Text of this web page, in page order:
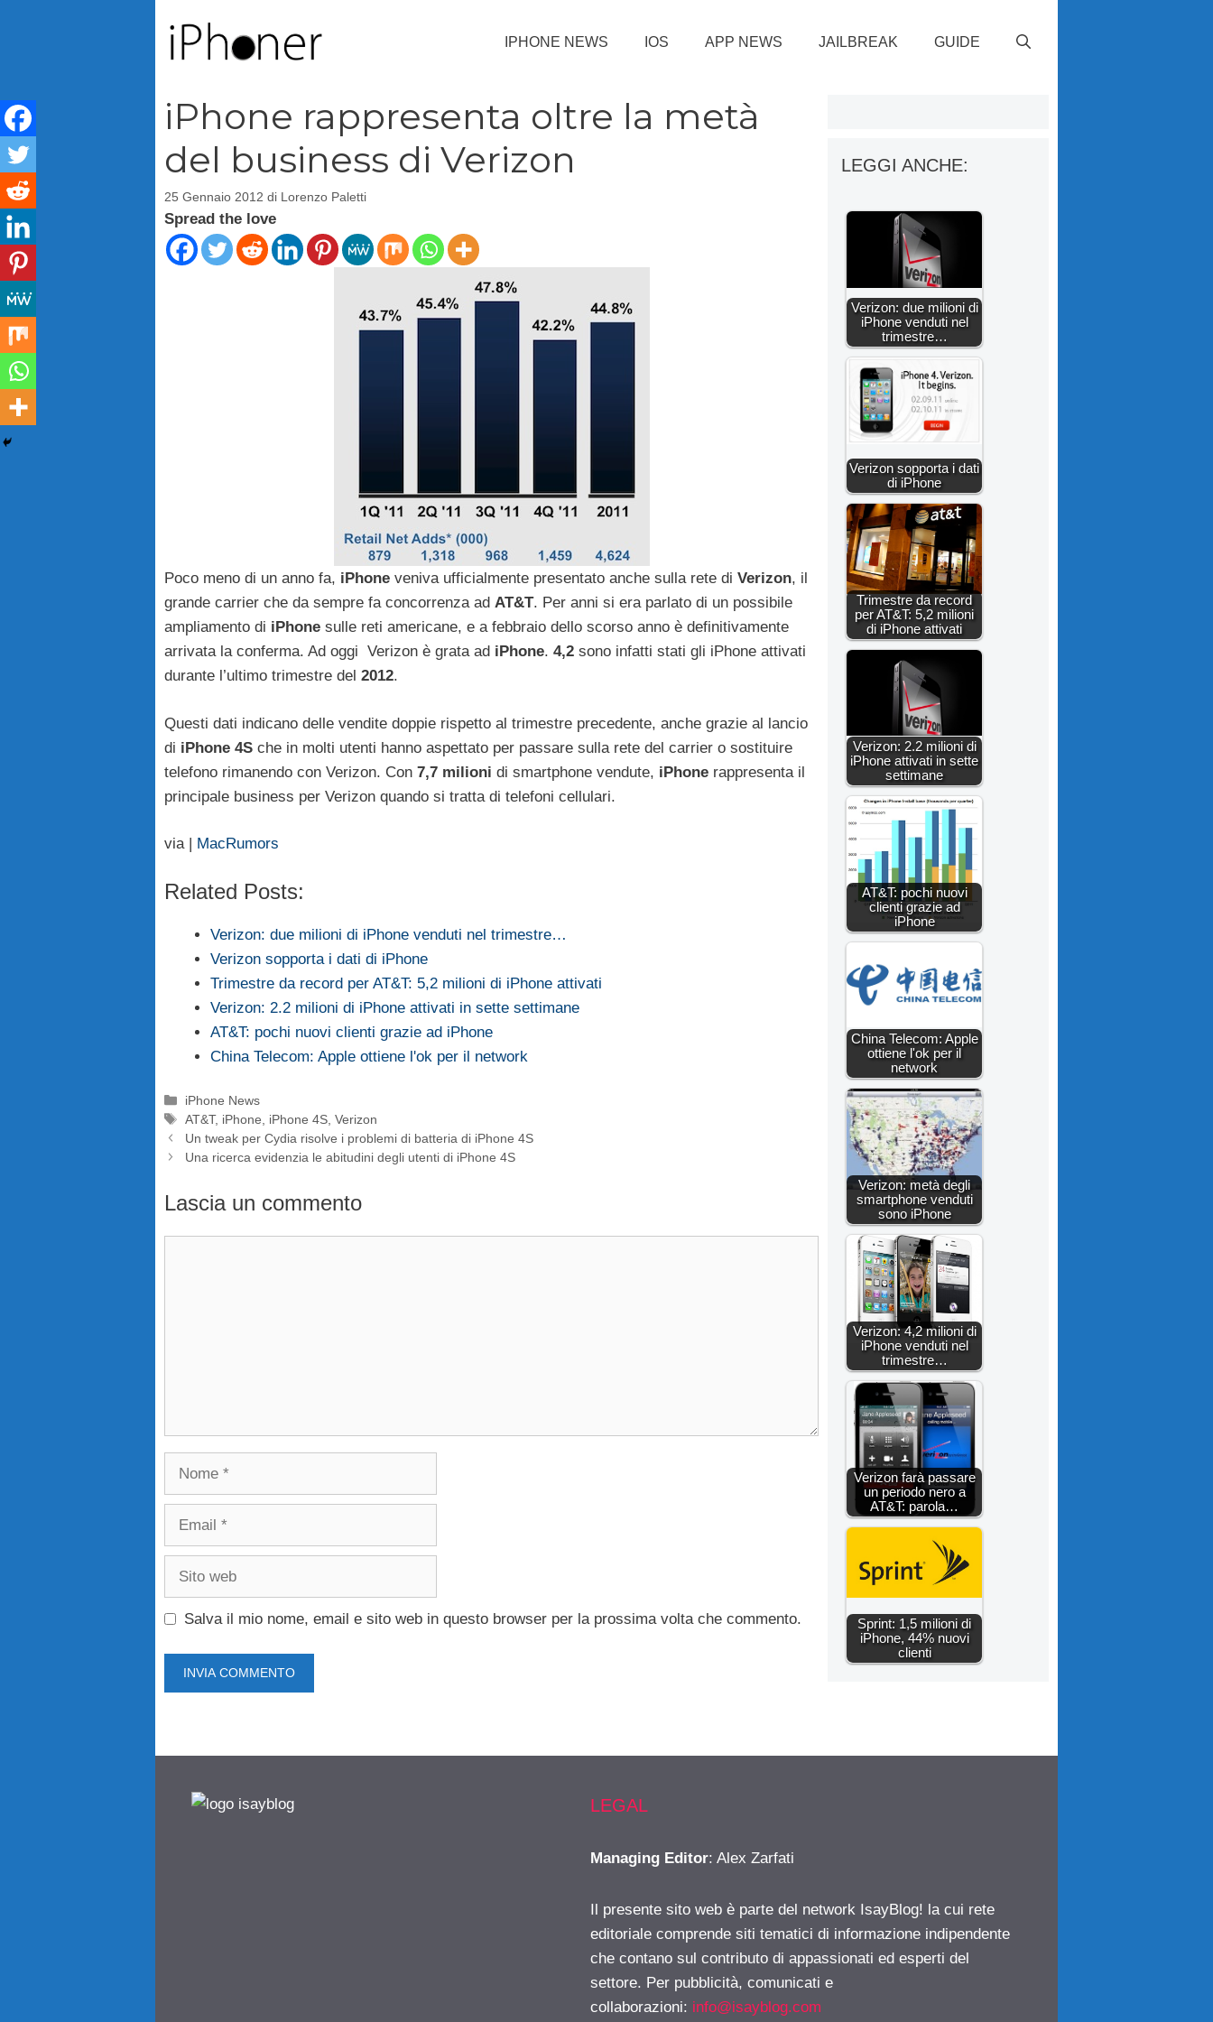
IPHONE NEWS IOS APP NEWS JAILBREAK GUIDE
iPhone rappresenta oltre la metà
del business di Verizon
25 Gennaio 2012 di Lorenzo Paletti
Spread the love
Poco meno di un anno fa, iPhone veniva ufficialmente presentato anche sulla rete di Verizon, il
grande carrier che da sempre fa concorrenza ad AT&T. Per anni si era parlato di un possibile
ampliamento di iPhone sulle reti americane, e a febbraio dello scorso anno è definitivamente
arrivata la conferma. Ad oggi Verizon è grata ad iPhone. 4,2 sono infatti stati gli iPhone attivati
durante l’ultimo trimestre del 2012.
Questi dati indicano delle vendite doppie rispetto al trimestre precedente, anche grazie al lancio
di iPhone 4S che in molti utenti hanno aspettato per passare sulla rete del carrier o sostituire
telefono rimanendo con Verizon. Con 7,7 milioni di smartphone vendute, iPhone rappresenta il
principale business per Verizon quando si tratta di telefoni cellulari.
via | MacRumors
Related Posts:
Verizon: due milioni di iPhone venduti nel trimestre…
Verizon sopporta i dati di iPhone
Trimestre da record per AT&T: 5,2 milioni di iPhone attivati
Verizon: 2.2 milioni di iPhone attivati in sette settimane
AT&T: pochi nuovi clienti grazie ad iPhone
China Telecom: Apple ottiene l'ok per il network
Categorie
iPhone News
Tag
AT&T, iPhone iPhone 4S ,Verizon
Un tweak per Cydia risolve i problemi di batteria di iPhone 4S
Una ricerca evidenzia le abitudini degli utenti di iPhone 4S
Lascia un commento
Salva il mio nome, email e sito web in questo browser per la prossima volta che commento.
LEGGI ANCHE:
Verizon: due milioni di
iPhone venduti nel
trimestre…
Verizon sopporta i dati
di iPhone
Trimestre da record
per AT&T: 5,2 milioni
di iPhone attivati
Verizon: 2.2 milioni di
iPhone attivati in sette
settimane
AT&T: pochi nuovi
clienti grazie ad
iPhone
China Telecom: Apple
ottiene l'ok per il
network
Verizon: metà degli
smartphone venduti
sono iPhone
Verizon: 4,2 milioni di
iPhone venduti nel
trimestre…
Verizon farà passare
un periodo nero a
AT&T: parola…
Sprint: 1,5 milioni di
iPhone, 44% nuovi
clienti
LEGAL
Managing Editor: Alex Zarfati
Il presente sito web è parte del network IsayBlog! la cui rete
editoriale comprende siti tematici di informazione indipendente
che contano sul contributo di appassionati ed esperti del
settore. Per pubblicità, comunicati e
collaborazioni: info@isayblog.com